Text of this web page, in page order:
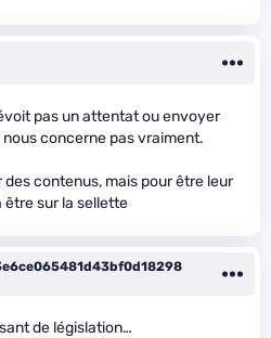
pas un attentat ou envoyer
concerne pas vraiment.
contenus, mais pour être leur
être sur la sellette
de législation…